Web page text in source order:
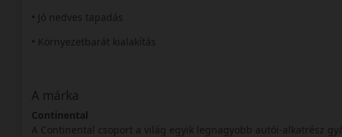
• Jó nedves tapadás
• Környezetbarát kialakítás
A márka
Continental
A Continental csoport a világ egyik legnagyobb autói-alkatrész